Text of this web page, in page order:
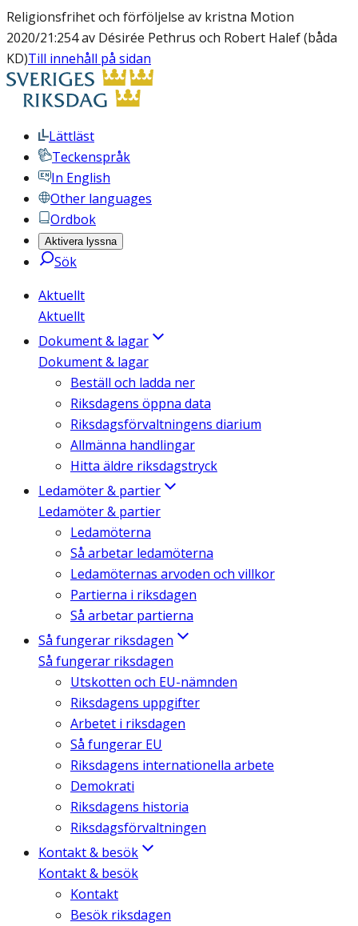
Religionsfrihet och förföljelse av kristna Motion
2020/21:254 av Désirée Pethrus och Robert Halef (båda
KD)Till innehåll på sidan
Lättläst
Teckenspråk
In English
Other languages
Ordbok
Aktivera lyssna
Sök
Aktuellt
Aktuellt
Dokument & lagar
Dokument & lagar
Beställ och ladda ner
Riksdagens öppna data
Riksdagsförvaltningens diarium
Allmänna handlingar
Hitta äldre riksdagstryck
Ledamöter & partier
Ledamöter & partier
Ledamöterna
Så arbetar ledamöterna
Ledamöternas arvoden och villkor
Partierna i riksdagen
Så arbetar partierna
Så fungerar riksdagen
Så fungerar riksdagen
Utskotten och EU-nämnden
Riksdagens uppgifter
Arbetet i riksdagen
Så fungerar EU
Riksdagens internationella arbete
Demokrati
Riksdagens historia
Riksdagsförvaltningen
Kontakt & besök
Kontakt & besök
Kontakt
Besök riksdagen